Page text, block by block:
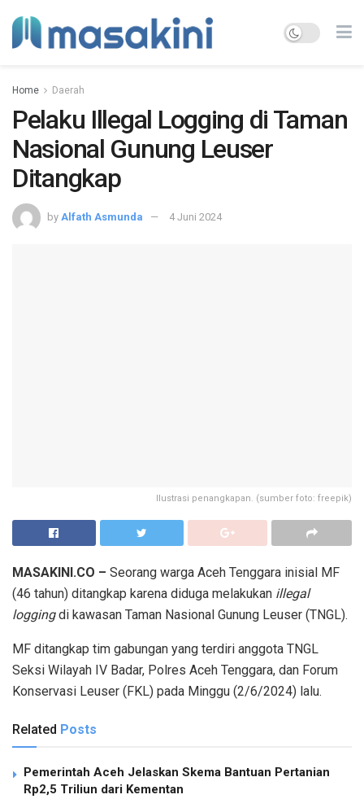
Home Daerah
Pelaku Illegal Logging di Taman
Nasional Gunung Leuser
Ditangkap
by Alfath Asmunda 4 Juni 2024
Ilustrasi penangkapan. (sumber foto: freepik)
MASAKINI.CO – Seorang warga Aceh Tenggara inisial MF
(46 tahun) ditangkap karena diduga melakukan illegal
loggingdi kawasan Taman Nasional Gunung Leuser (TNGL).
MF ditangkap tim gabungan yang terdiri anggota TNGL
Seksi Wilayah IV Badar, Polres Aceh Tenggara, dan Forum
Konservasi Leuser (FKL) pada Minggu (2/6/2024) lalu.
Related Posts
Pemerintah Aceh Jelaskan Skema Bantuan Pertanian
Rp2,5 Triliun dari Kementan